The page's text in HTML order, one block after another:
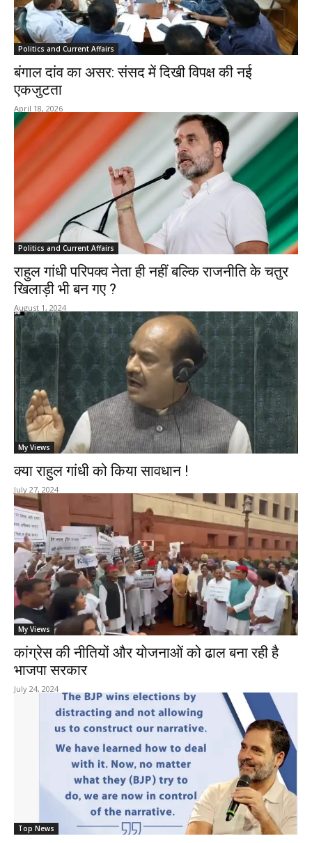
Politics and Current Affairs
बंगाल दांव का असर: संसद में दिखी विपक्ष की नई
एकजुटता
April 18, 2026
Politics and Current Affairs
राहुल गांधी परिपक्व नेता ही नहीं बल्कि राजनीति के चतुर
खिलाड़ी भी बन गए ?
August 1, 2024
My Views
क्या राहुल गांधी को किया सावधान !
July 27, 2024
My Views
कांग्रेस की नीतियों और योजनाओं को ढाल बना रही है
भाजपा सरकार
July 24, 2024
Top News